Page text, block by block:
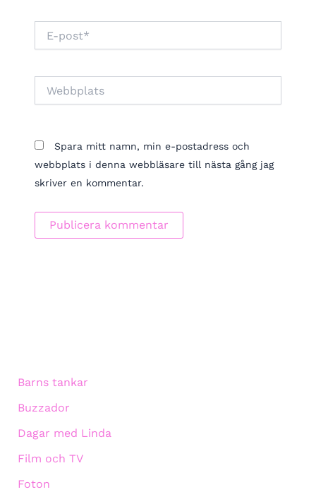
post*
Spara mitt namn, min e-postadress och
webbplats i denna webbläsare till nästa gång jag
skriver en kommentar.
Barns tankar
Buzzador
Dagar med Linda
Film och TV
Foton